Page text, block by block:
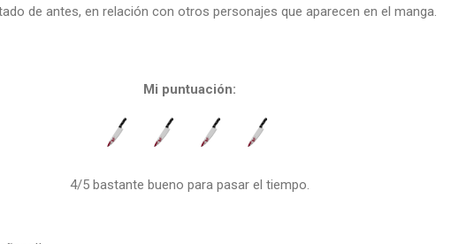
de antes, en relación con otros personajes que aparecen en el manga.
Mi puntuación:
4/5 bastante bueno para pasar el tiempo.